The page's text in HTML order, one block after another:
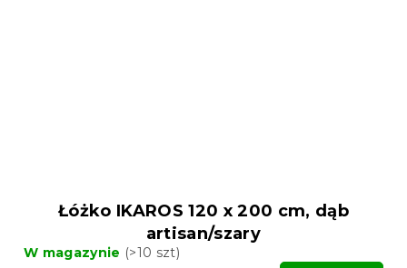
Łóżko IKAROS 120 x 200 cm, dąb
artisan/szary
W magazynie (>10 szt)